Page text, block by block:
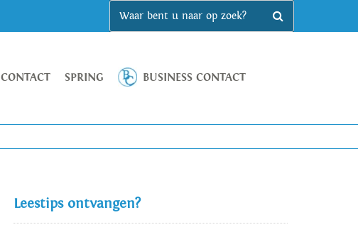
CONTACT SPRING BUSINESS CONTACT
Leestips ontvangen?